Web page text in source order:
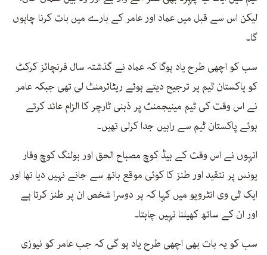
لیکن اس سے قبل میں عماد اور عامر کے بارے میں بات کرنا چاہوں
گا۔
سب کو اچھی طرح یاد ہوگا کہ عماد نے گذشتہ سال فرنچائز کرکٹ
کو پاکستان ٹیم پر ترجیح دیتے ہوئے ریٹائرمنٹ لی تھی جبکہ عامر
نے اس وقت کی ٹیم مینیجمنٹ پر ذہنی ٹارچر کا الزام عائد کرتے
ہوئے پاکستان ٹیم سے راہیں جدا کرلی تھیں۔
انہوں نے اس وقت کے ہیڈ کوچ مصباح الحق اور بولنگ کوچ وقار
یونس پر تنقید اور طنز کا کوئی موقع ہاتھ سے جانے نہیں دیا تھا اور
ایک ٹی وی انٹرویو میں کہا کہ ہر دوسرا شخص ان پر طنز کرتا ہے
اور ان کے ساتھ کھیلنا نہیں چاہتا۔
سب کو یہ بات بھی اچھی طرح یاد ہو گی کہ جب عامر کو نیوزی